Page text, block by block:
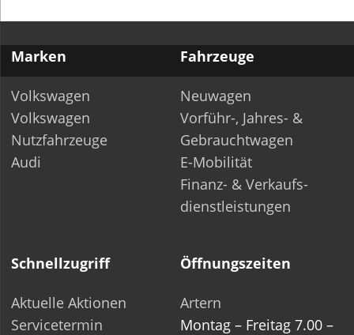
Marken
Volkswagen
Volkswagen
Nutzfahrzeuge
Audi
Fahrzeuge
Neuwagen
Vorführ-, Jahres- &
Gebrauchtwagen
E-Mobilität
Finanz- & Verkaufs­-
dienstleistungen
Schnellzugriff
Aktuelle Aktionen
Servicetermin
Öffnungszeiten
Artern
Montag – Freitag 7.00 –